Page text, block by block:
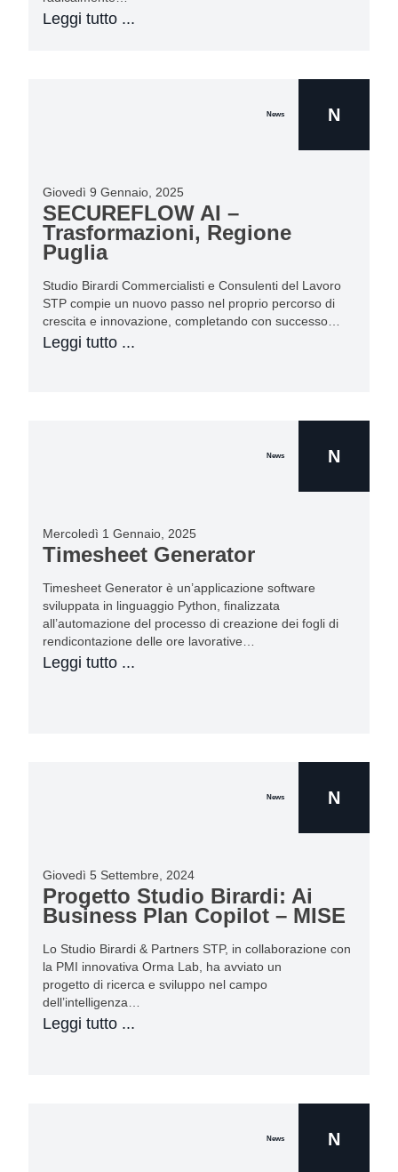
Leggi tutto ...
News N
Giovedì 9 Gennaio, 2025
SECUREFLOW AI –
Trasformazioni, Regione
Puglia
Studio Birardi Commercialisti e Consulenti del Lavoro
STP compie un nuovo passo nel proprio percorso di
crescita e innovazione, completando con successo…
Leggi tutto ...
News N
Mercoledì 1 Gennaio, 2025
Timesheet Generator
Timesheet Generator è un’applicazione software
sviluppata in linguaggio Python, finalizzata
all’automazione del processo di creazione dei fogli di
rendicontazione delle ore lavorative…
Leggi tutto ...
News N
Giovedì 5 Settembre, 2024
Progetto Studio Birardi: Ai
Business Plan Copilot – MISE
Lo Studio Birardi & Partners STP, in collaborazione con
la PMI innovativa Orma Lab, ha avviato un
progetto di ricerca e sviluppo nel campo
dell’intelligenza…
Leggi tutto ...
News N